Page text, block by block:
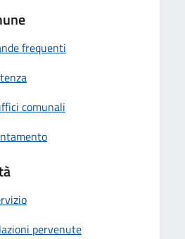
frequenti
comunali
pervenute